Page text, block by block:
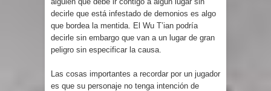
decirle que está infestado de demonios es algo
que bordea la mentida. El Wu T’ian podría
decirle sin embargo que van a un lugar de gran
peligro sin especificar la causa.
Las cosas importantes a recordar por un jugador
es que su personaje no tenga intención de